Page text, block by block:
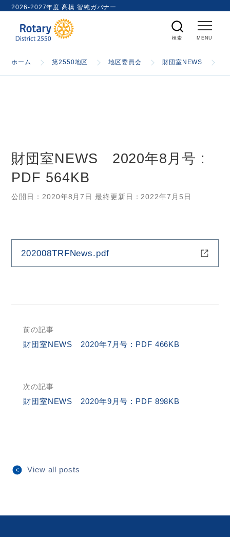
2026-2027年度 髙橋 智純ガバナー
内
ホーム 第2550地区 地区委員会 財団室NEWS
財団室NEWS 2020年8月号 :
PDF 564KB
公開日：2020年8月7日 最終更新日：2022年7月5日
202008TRFNews.pdf
前の記事
財団室NEWS 2020年7月号 : PDF 466KB
次の記事
財団室NEWS 2020年9月号 : PDF 898KB
View all posts
ガバナー
スケジュール
HOME
イ
索